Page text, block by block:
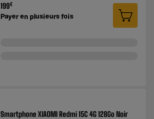
199€
Payer en plusieurs fois
Smartphone XIAOMI Redmi 15C 4G 128Go Noir